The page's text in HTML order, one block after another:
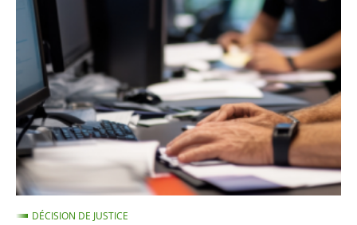
Bougival
Journal
officiel
Conseil
d’État
rejette
un
recours
contre
la
suspension
d’une
noteDÉCISION DE JUSTICE